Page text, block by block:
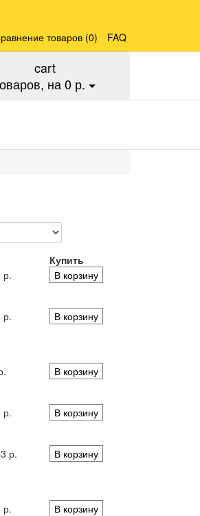
товаров (0) FAQ
на 0 р.
Купить
р. В корзину
р. В корзину
В корзину
р. В корзину
р. В корзину
р.
В корзину